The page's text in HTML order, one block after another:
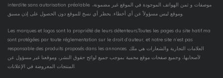
interdite sans autorisation préalable. موصفات و ثمن الهواتف الموجودة في الموقع غير مضمونة،
Les marques et logos sont la propriété de leurs détenteurs.Toutes les pages du site hatif.ma
sont protégées par toute réglementation sur le droit d’auteur, et notre site n’est pas
responsable des produits proposés dans les annonces. العلامات التجارية والشعارات هي ملك
لأصحابها، وجميع صفحات موقع محمية بموجب جميع لوائح حقوق النشر، وموقعنا غير مسؤول عن